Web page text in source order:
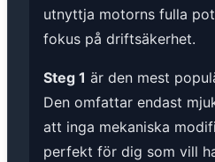
utnyttja motorns fulla
fokus på driftsäkerhet.
Steg 1 är den mest
Den omfattar endast
att inga mekaniska
perfekt för dig som vill